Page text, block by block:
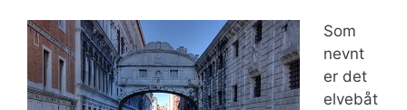
Som
nevnt
er det
elvebåt